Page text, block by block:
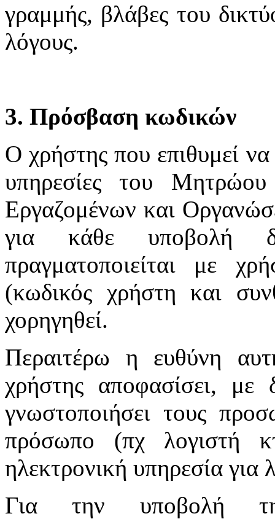
γραμμής, βλάβες του
λόγους.
3. Πρόσβαση κωδικών
Ο χρήστης που επιθυμεί να
υπηρεσίες του Μητρώου
Εργαζομένων και
για κάθε υποβολή
πραγματοποιείται με
(κωδικός χρήστη και
χορηγηθεί.
Περαιτέρω η ευθύνη
χρήστης αποφασίσει, με
γνωστοποιήσει τους
πρόσωπο (πχ λογιστή
ηλεκτρονική υπηρεσία για
Για την υποβολή